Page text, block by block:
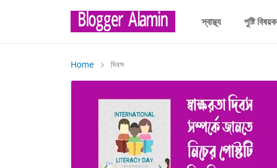
স্বাস্থ্য পুষ্টি বিষয়ক
Home দিবস